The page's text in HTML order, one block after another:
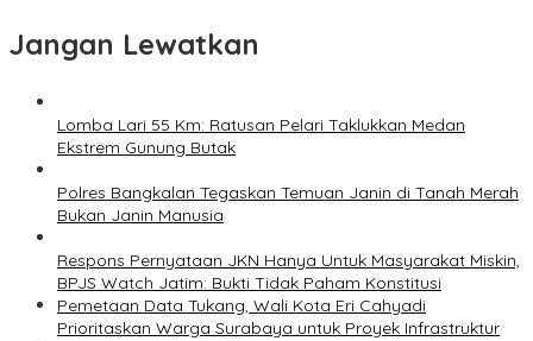
Jangan Lewatkan
Lomba Lari 55 Km: Ratusan Pelari Taklukkan Medan
Ekstrem Gunung Butak
Polres Bangkalan Tegaskan Temuan Janin di Tanah Merah
Bukan Janin Manusia
Respons Pernyataan JKN Hanya Untuk Masyarakat Miskin,
BPJS Watch Jatim: Bukti Tidak Paham Konstitusi
Pemetaan Data Tukang, Wali Kota Eri Cahyadi
Prioritaskan Warga Surabaya untuk Proyek Infrastruktur